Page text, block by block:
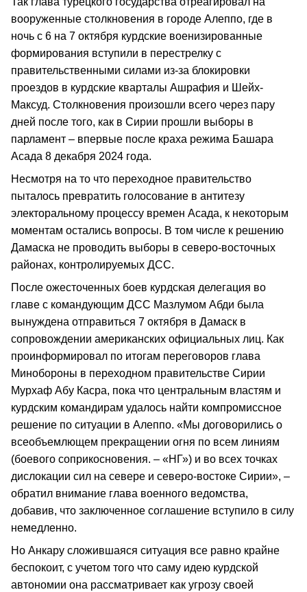
вооруженные столкновения в городе Алеппо, где в
ночь с 6 на 7 октября курдские военизированные
формирования вступили в перестрелку с
правительственными силами из-за блокировки
проездов в курдские кварталы Ашрафия и Шейх-
Максуд. Столкновения произошли всего через пару
дней после того, как в Сирии прошли выборы в
парламент – впервые после краха режима Башара
Асада 8 декабря 2024 года.
Несмотря на то что переходное правительство
пыталось превратить голосование в антитезу
электоральному процессу времен Асада, к некоторым
моментам остались вопросы. В том числе к решению
Дамаска не проводить выборы в северо-восточных
районах, контролируемых ДСС.
После ожесточенных боев курдская делегация во
главе с командующим ДСС Мазлумом Абди была
вынуждена отправиться 7 октября в Дамаск в
сопровождении американских официальных лиц. Как
проинформировал по итогам переговоров глава
Минобороны в переходном правительстве Сирии
Мурхаф Абу Касра, пока что центральным властям и
курдским командирам удалось найти компромиссное
решение по ситуации в Алеппо. «Мы договорились о
всеобъемлющем прекращении огня по всем линиям
(боевого соприкосновения. – «НГ») и во всех точках
дислокации сил на севере и северо-востоке Сирии», –
обратил внимание глава военного ведомства,
добавив, что заключенное соглашение вступило в силу
немедленно.
Но Анкару сложившаяся ситуация все равно крайне
беспокоит, с учетом того что саму идею курдской
автономии она рассматривает как угрозу своей